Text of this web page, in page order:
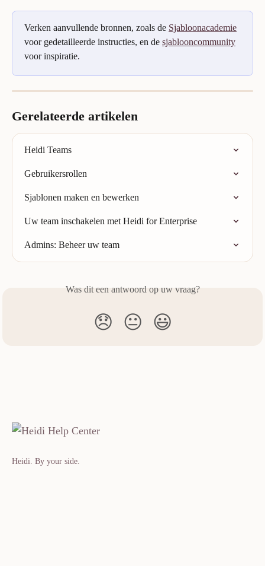
Verken aanvullende bronnen, zoals de Sjabloonacademie
voor gedetailleerde instructies, en de sjablooncommunity
voor inspiratie.
Gerelateerde artikelen
Heidi Teams
Gebruikersrollen
Sjablonen maken en bewerken
Uw team inschakelen met Heidi for Enterprise
Admins: Beheer uw team
Was dit een antwoord op uw vraag?
😞 😐 😃
Heidi. By your side.​​​​‌ ‍ ​‍​‍‌‍ ‌ ​‍‌‍‍‌‌‍‌ ‌‍‍‌‌‍ ‍​‍​‍​ ‍‍​‍​‍‌ ​ ‌‍​‌‌‍ ‍‌‍‍‌‌ ‌​‌ ‍‌​‍ ‍‌‍‍‌‌‍ ​‍​‍​‍ ​​‍​‍‌‍‍​‌ ​‍‌‍‌‌